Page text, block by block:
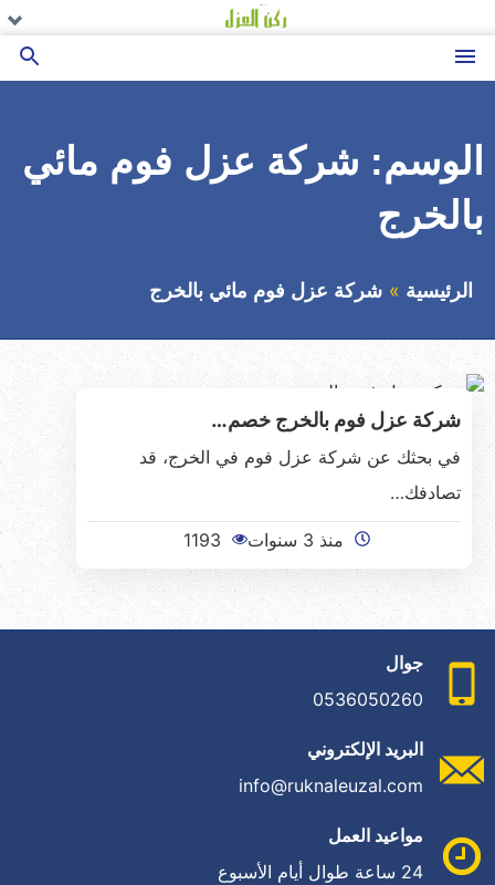
إلى
القائمة
بحث
الوسم: شركة عزل فوم مائي
بالخرج
الرئيسية شركة عزل فوم مائي بالخرج
شركة عزل فوم بالخرج خصم…
في بحثك عن شركة عزل فوم في الخرج، قد
تصادفك…
منذ 3 سنوات 1193
جوال
0536050260
البريد الإلكتروني
info@ruknaleuzal.com
مواعيد العمل
24 ساعة طوال أيام الأسبوع